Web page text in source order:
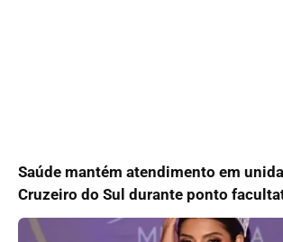
Saúde mantém atendimento em
Cruzeiro do Sul durante ponto